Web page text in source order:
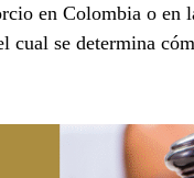
en Colombia o en
cual se determina